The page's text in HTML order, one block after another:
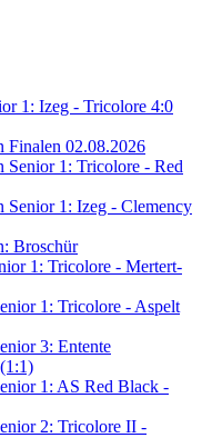
1: Izeg - Tricolore 4:0
Finalen 02.08.2026
Senior 1: Tricolore - Red
Senior 1: Izeg - Clemency
Broschür
1: Tricolore - Mertert-
1: Tricolore - Aspelt
3: Entente
1: AS Red Black -
2: Tricolore II -